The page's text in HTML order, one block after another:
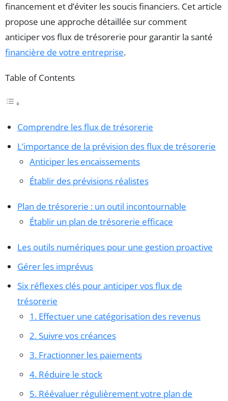
financement et d’éviter les soucis financiers. Cet article
propose une approche détaillée sur comment
anticiper vos flux de trésorerie pour garantir la santé
financière de votre entreprise.
Table of Contents
Comprendre les flux de trésorerie
L’importance de la prévision des flux de trésorerie
Anticiper les encaissements
Établir des prévisions réalistes
Plan de trésorerie : un outil incontournable
Établir un plan de trésorerie efficace
Les outils numériques pour une gestion proactive
Gérer les imprévus
Six réflexes clés pour anticiper vos flux de
trésorerie
1. Effectuer une catégorisation des revenus
2. Suivre vos créances
3. Fractionner les paiements
4. Réduire le stock
5. Réévaluer régulièrement votre plan de